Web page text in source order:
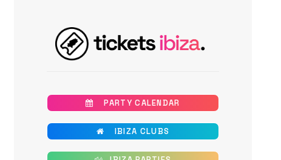
PARTY CALENDAR
IBIZA CLUBS